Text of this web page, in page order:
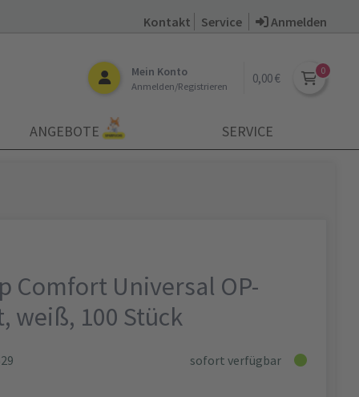
Kontakt Service Anmelden
Mein Konto
Anmelden/Registrieren
0,00 €
ANGEBOTE SERVICE
Comfort Universal OP-
weiß, 100 Stück
sofort verfügbar